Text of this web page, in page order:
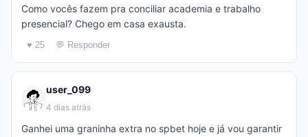
Como vocês fazem pra conciliar academia e trabalho
presencial? Chego em casa exausta.
♥ 25 💬 Responder
user_099
4 dias atrás
Ganhei uma graninha extra no spbet hoje e já vou garantir